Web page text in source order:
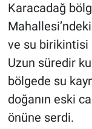
Karacadağ
ve su birikintisi
Uzun süredir
bölgede su
doğanın eski
önüne serdi.